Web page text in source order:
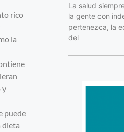
rico
la
y
puede
dieta
La salud
la gente con
pertenezca, la
del